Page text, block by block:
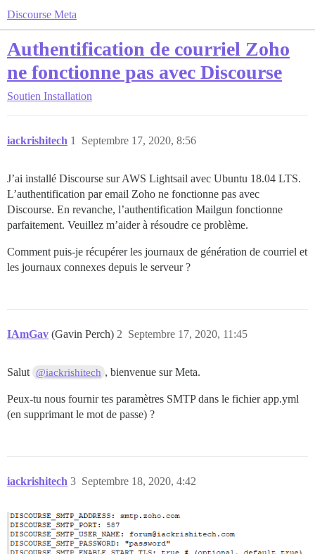
Discourse Meta
Authentification de courriel Zoho
ne fonctionne pas avec Discourse
Soutien Installation
iackrishitech Septembre 17, 2020, 8:56
1
J’ai installé Discourse sur AWS Lightsail avec Ubuntu 18.04 LTS.
L’authentification par email Zoho ne fonctionne pas avec
Discourse. En revanche, l’authentification Mailgun fonctionne
parfaitement. Veuillez m’aider à résoudre ce problème.
Comment puis-je récupérer les journaux de génération de courriel et
les journaux connexes depuis le serveur ?
IAmGav (Gavin Perch) Septembre 17, 2020, 11:45
2
Salut @iackrishitech , bienvenue sur Meta.
Peux-tu nous fournir tes paramètres SMTP dans le fichier app.yml
(en supprimant le mot de passe) ?
iackrishitech Septembre 18, 2020, 4:42
3